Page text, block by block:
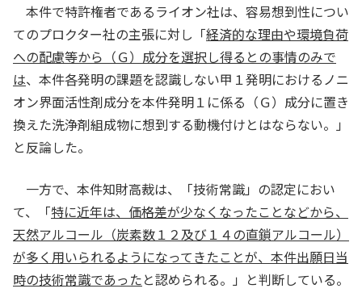
（（Ｇ）成分）の含有量を、甲１発明における含有
量の範囲内で検討して「２０～２５質量％」にする
ことによって、相違点２に係る構成を導くことは、
当業者が容易に想到することができたものというべ
きである。」
本件で特許権者であるライオン社は、容易想到性につい
てのプロクター社の主張に対し「経済的な理由や環境負荷
への配慮等から（Ｇ）成分を選択し得るとの事情のみで
は、本件各発明の課題を認識しない甲１発明におけるノニ
オン界面活性剤成分を本件発明１に係る（Ｇ）成分に置き
換えた洗浄剤組成物に想到する動機付けとはならない。」
と反論した。
一方で、本件知財高裁は、「技術常識」の認定におい
て、「特に近年は、価格差が少なくなったことなどから、
天然アルコール（炭素数１２及び１４の直鎖アルコール）
が多く用いられるようになってきたことが、本件出願日当
時の技術常識であったと認められる。」と判断している。